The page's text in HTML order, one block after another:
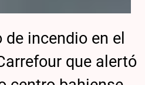
incendio en el
que alertó